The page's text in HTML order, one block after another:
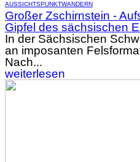
AUSSICHTSPUNKTWANDERN
Großer Zschirnstein -
Gipfel des sächsischen
In der Sächsischen
an imposanten
Nach...
weiterlesen